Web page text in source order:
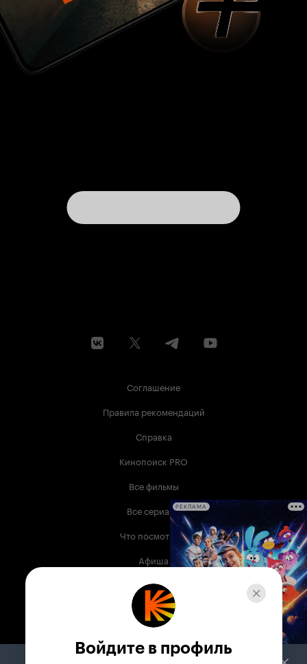
Соглашение
Правила рекомендаций
Справка
Кинопоиск PRO
Все фильмы
Все сериалы
Что посмотреть
Афиша
Музыка
Телепрограмма
Служба поддержки
РЕКЛАМА
Войдите в профиль